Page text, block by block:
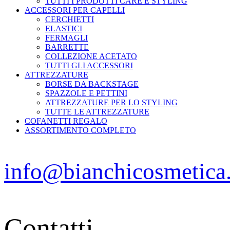
ACCESSORI PER CAPELLI
CERCHIETTI
ELASTICI
FERMAGLI
BARRETTE
COLLEZIONE ACETATO
TUTTI GLI ACCESSORI
ATTREZZATURE
BORSE DA BACKSTAGE
SPAZZOLE E PETTINI
ATTREZZATURE PER LO STYLING
TUTTE LE ATTREZZATURE
COFANETTI REGALO
ASSORTIMENTO COMPLETO